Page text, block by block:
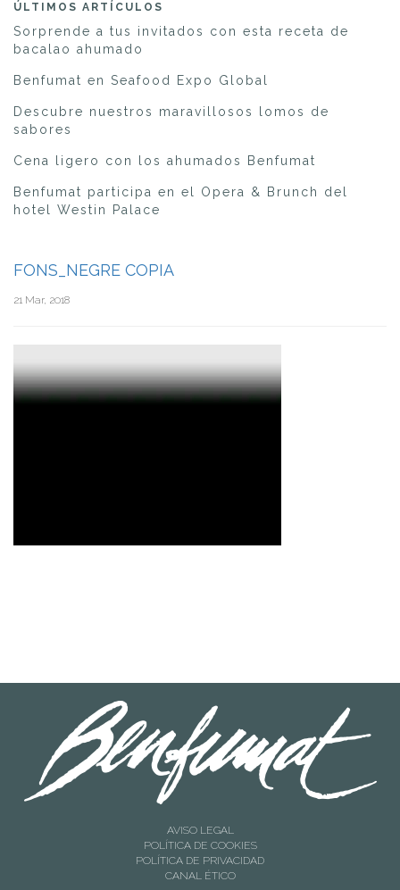
ÚLTIMOS ARTÍCULOS
Sorprende a tus invitados con esta receta de
bacalao ahumado
Benfumat en Seafood Expo Global
Descubre nuestros maravillosos lomos de
sabores
Cena ligero con los ahumados Benfumat
Benfumat participa en el Opera & Brunch del
hotel Westin Palace
FONS_NEGRE COPIA
21 Mar, 2018
AVISO LEGAL
POLÍTICA DE COOKIES
POLÍTICA DE PRIVACIDAD
CANAL ÉTICO